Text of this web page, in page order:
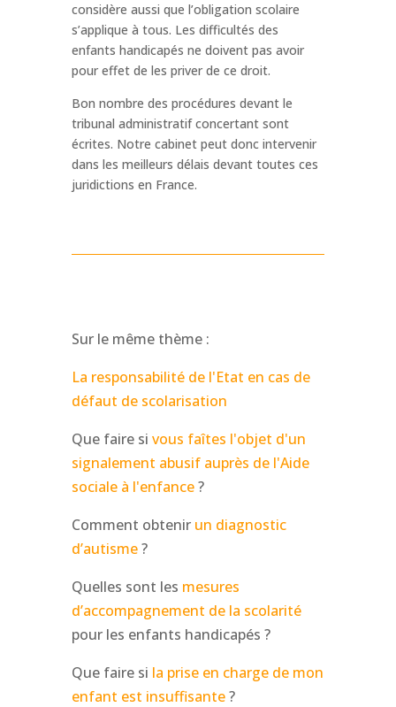
considère aussi que l’obligation scolaire
s’applique à tous. Les difficultés des
enfants handicapés ne doivent pas avoir
pour effet de les priver de ce droit.
Bon nombre des procédures devant le
tribunal administratif concertant sont
écrites. Notre cabinet peut donc intervenir
dans les meilleurs délais devant toutes ces
juridictions en France.
Sur le même thème :
La responsabilité de l'Etat en cas de
défaut de scolarisation
Que faire si vous faîtes l'objet d'un
signalement abusif auprès de l'Aide
sociale à l'enfance?
Comment obtenir un diagnostic
d’autisme?
Quelles sont les mesures
d’accompagnement de la scolarité
pour les enfants handicapés ?
Que faire si la prise en charge de mon
enfant est insuffisante?